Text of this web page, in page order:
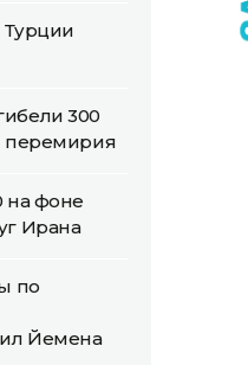
Турции
300
перемирия
на фоне
Ирана
по
Йемена